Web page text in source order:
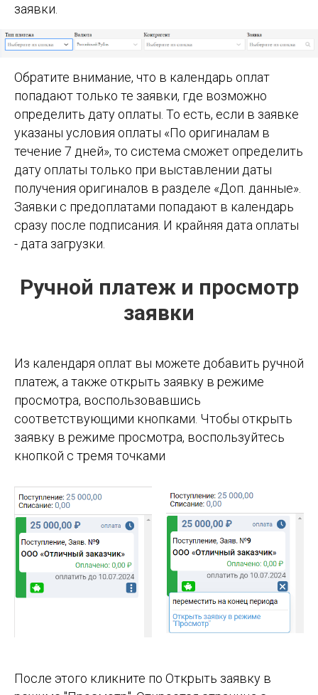
заявки.
Обратите внимание, что в календарь оплат
попадают только те заявки, где возможно
определить дату оплаты. То есть, если в заявке
указаны условия оплаты «По оригиналам в
течение 7 дней», то система сможет определить
дату оплаты только при выставлении даты
получения оригиналов в разделе «Доп. данные».
Заявки с предоплатами попадают в календарь
сразу после подписания. И крайняя дата оплаты
- дата загрузки.
Ручной платеж и просмотр
заявки
Из календаря оплат вы можете добавить ручной
платеж, а также открыть заявку в режиме
просмотра, воспользовавшись
соответствующими кнопками. Чтобы открыть
заявку в режиме просмотра, воспользуйтесь
кнопкой с тремя точками
После этого кликните по Открыть заявку в